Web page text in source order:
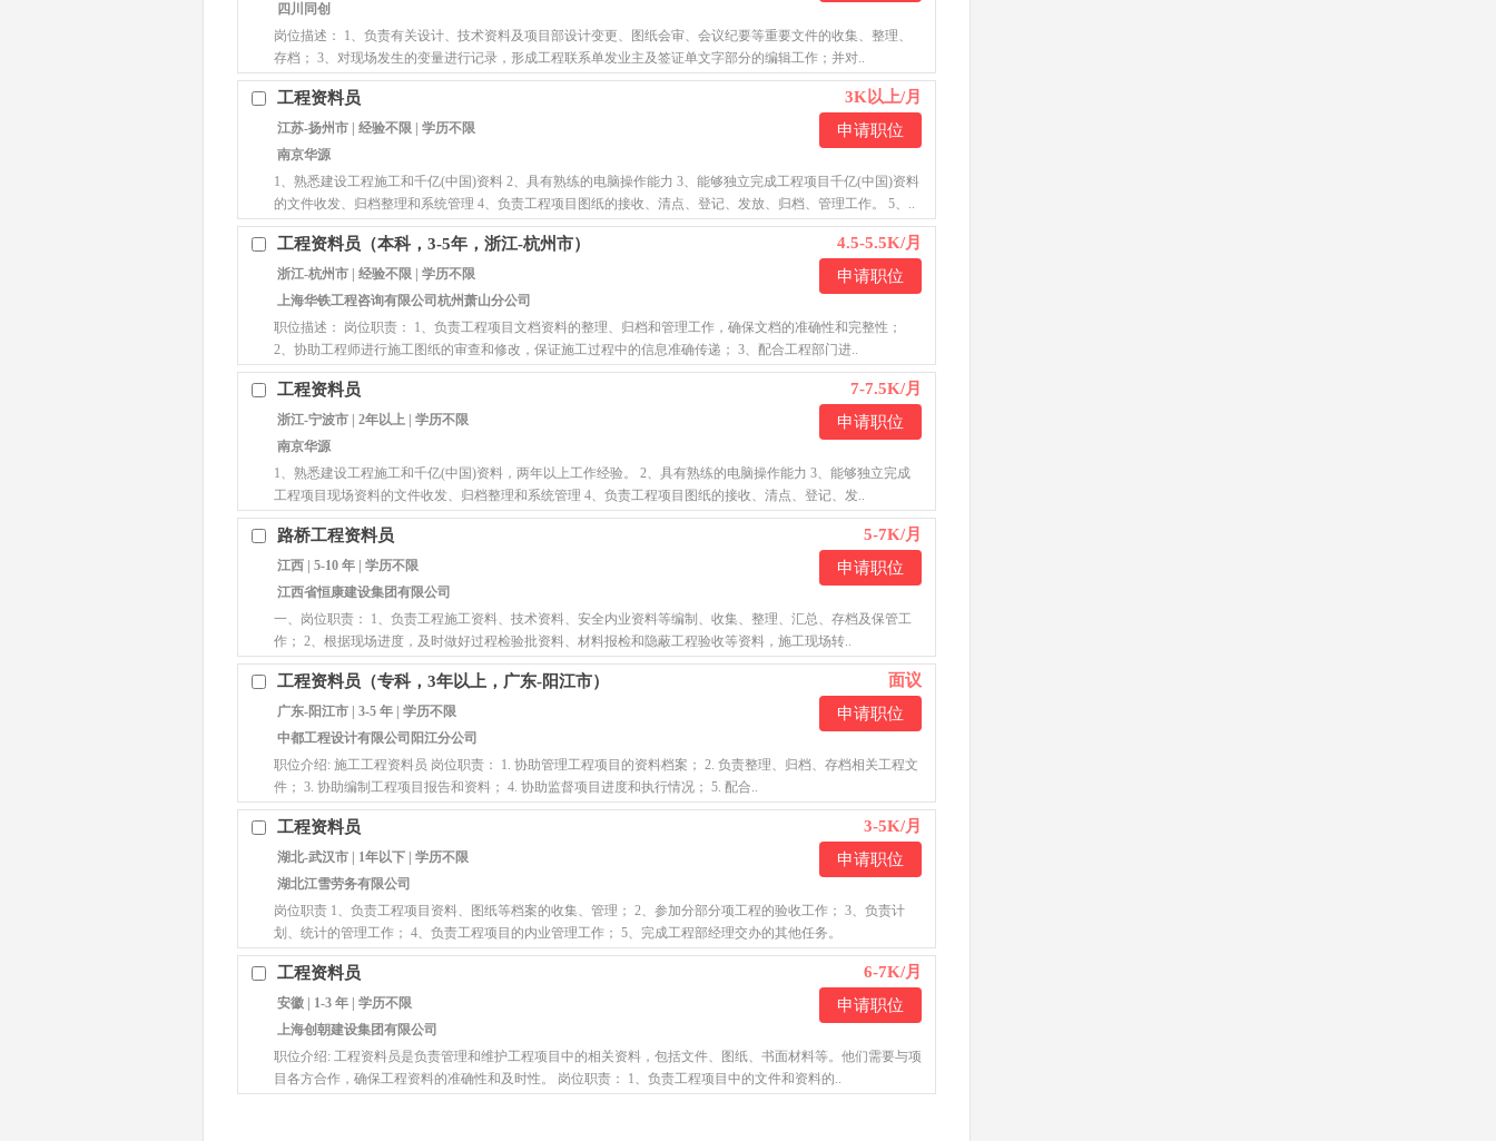
四川同创
岗位描述： 1、负责有关设计、技术资料及项目部设计变更、图纸会审、会议纪要等重要文件的收集、整理、
存档； 3、对现场发生的变量进行记录，形成工程联系单发业主及签证单文字部分的编辑工作；并对..
工程资料员
江苏-扬州市 | 经验不限 | 学历不限
南京华源
3K以上/月
申请职位
1、熟悉建设工程施工和千亿(中国)资料 2、具有熟练的电脑操作能力 3、能够独立完成工程项目千亿(中国)资料
的文件收发、归档整理和系统管理 4、负责工程项目图纸的接收、清点、登记、发放、归档、管理工作。 5、..
工程资料员（本科，3-5年，浙江-杭州市）
浙江-杭州市 | 经验不限 | 学历不限
上海华铁工程咨询有限公司杭州萧山分公司
4.5-5.5K/月
申请职位
职位描述： 岗位职责： 1、负责工程项目文档资料的整理、归档和管理工作，确保文档的准确性和完整性；
2、协助工程师进行施工图纸的审查和修改，保证施工过程中的信息准确传递； 3、配合工程部门进..
工程资料员
浙江-宁波市 | 2年以上 | 学历不限
南京华源
7-7.5K/月
申请职位
1、熟悉建设工程施工和千亿(中国)资料，两年以上工作经验。 2、具有熟练的电脑操作能力 3、能够独立完成
工程项目现场资料的文件收发、归档整理和系统管理 4、负责工程项目图纸的接收、清点、登记、发..
路桥工程资料员
江西 | 5-10 年 | 学历不限
江西省恒康建设集团有限公司
5-7K/月
申请职位
一、岗位职责： 1、负责工程施工资料、技术资料、安全内业资料等编制、收集、整理、汇总、存档及保管工
作； 2、根据现场进度，及时做好过程检验批资料、材料报检和隐蔽工程验收等资料，施工现场转..
工程资料员（专科，3年以上，广东-阳江市）
广东-阳江市 | 3-5 年 | 学历不限
中都工程设计有限公司阳江分公司
面议
申请职位
职位介绍: 施工工程资料员 岗位职责： 1. 协助管理工程项目的资料档案； 2. 负责整理、归档、存档相关工程文
件； 3. 协助编制工程项目报告和资料； 4. 协助监督项目进度和执行情况； 5. 配合..
工程资料员
湖北-武汉市 | 1年以下 | 学历不限
湖北江雪劳务有限公司
3-5K/月
申请职位
岗位职责 1、负责工程项目资料、图纸等档案的收集、管理； 2、参加分部分项工程的验收工作； 3、负责计
划、统计的管理工作； 4、负责工程项目的内业管理工作； 5、完成工程部经理交办的其他任务。
工程资料员
安徽 | 1-3 年 | 学历不限
上海创朝建设集团有限公司
6-7K/月
申请职位
职位介绍: 工程资料员是负责管理和维护工程项目中的相关资料，包括文件、图纸、书面材料等。他们需要与项
目各方合作，确保工程资料的准确性和及时性。 岗位职责： 1、负责工程项目中的文件和资料的..